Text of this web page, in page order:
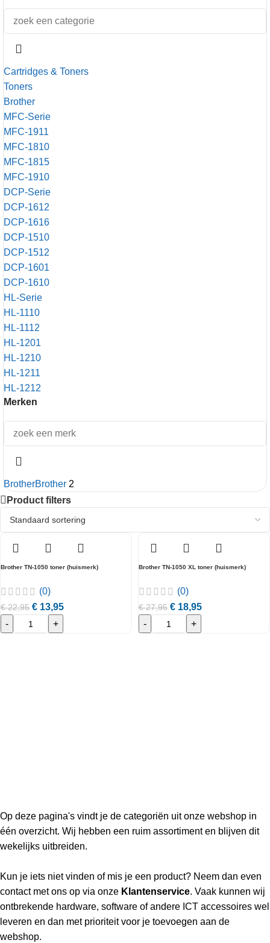
Cartridges & Toners
Toners
Brother
MFC-Serie
MFC-1911
MFC-1810
MFC-1815
MFC-1910
DCP-Serie
DCP-1612
DCP-1616
DCP-1510
DCP-1512
DCP-1601
DCP-1610
HL-Serie
HL-1110
HL-1112
HL-1201
HL-1210
HL-1211
HL-1212
Merken
BrotherBrother 2
Product filters
Brother TN-1050 toner (huismerk)
(0)
€22,95 € 13,95
-
+
Brother TN-1050 XL toner (huismerk)
(0)
€27,95 € 18,95
-
+
Op deze pagina's vindt je de categoriën uit onze webshop in
één overzicht. Wij hebben een ruim assortiment en blijven dit
wekelijks uitbreiden.
Kun je iets niet vinden of mis je een product? Neem dan even
contact met ons op via onze Klantenservice. Vaak kunnen wij
ontbrekende hardware, software of andere ICT accessoires wel
leveren en dan met prioriteit voor je toevoegen aan de
webshop.